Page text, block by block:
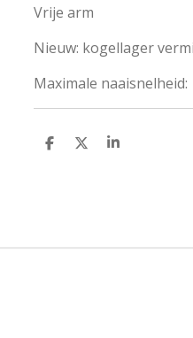
Vrije arm
Nieuw: kogellager
Maximale
D
D
S